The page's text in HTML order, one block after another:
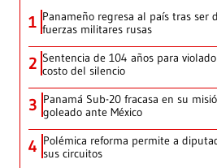
1 Panameño regresa al país tras ser
fuerzas militares rusas
2 Sentencia de 104 años para
costo del silencio
3 Panamá Sub-20 fracasa en su
goleado ante México
4 Polémica reforma permite a
sus circuitos